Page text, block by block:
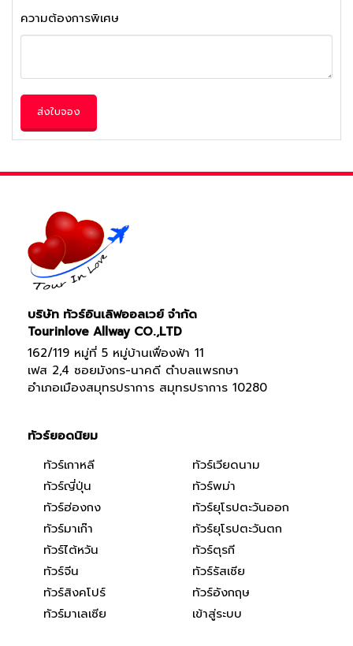
ความต้องการพิเศษ
ส่งใบจอง
บริษัท ทัวร์อินเลิฟออลเวย์ จำกัด
Tourinlove Allway CO.,LTD
162/119 หมู่ที่ 5 หมู่บ้านเฟื่องฟ้า 11
เฟส 2,4 ซอยมังกร-นาคดี ตำบลแพรกษา
อำเภอเมืองสมุทรปราการ สมุทรปราการ 10280
ทัวร์ยอดนิยม
ทัวร์เกาหลี
ทัวร์ญี่ปุ่น
ทัวร์ฮ่องกง
ทัวร์มาเก๊า
ทัวร์ไต้หวัน
ทัวร์จีน
ทัวร์สิงคโปร์
ทัวร์มาเลเซีย
ทัวร์เวียดนาม
ทัวร์พม่า
ทัวร์ยุโรปตะวันออก
ทัวร์ยุโรปตะวันตก
ทัวร์ตุรกี
ทัวร์รัสเซีย
ทัวร์อังกฤษ
เข้าสู่ระบบ